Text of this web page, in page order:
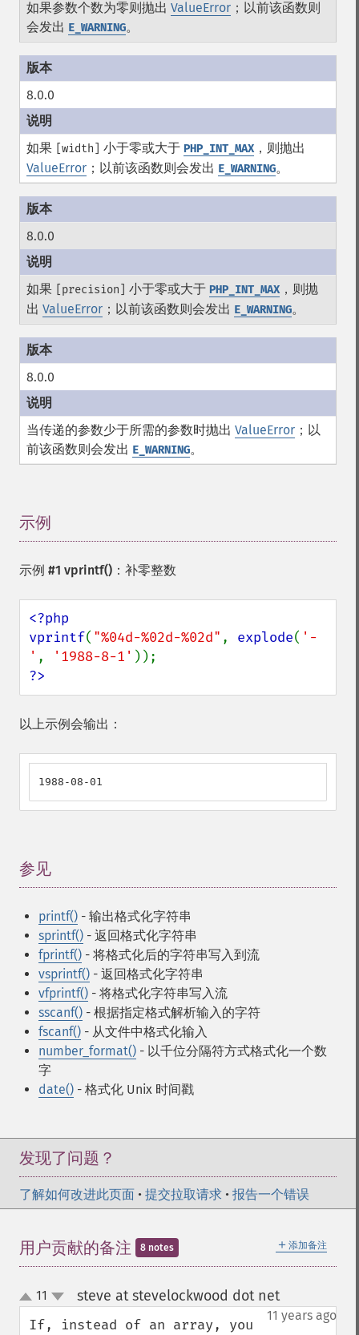
如果参数个数为零则抛出 ValueError ；以前该函数则
会发出 E_WARNING。
8.0.0
如果 [width] 小于零或大于 PHP_INT_MAX，则抛出
ValueError ；以前该函数则会发出 E_WARNING。
8.0.0
如果 [precision] 小于零或大于 PHP_INT_MAX ，则抛
出 ValueError ；以前该函数则会发出 E_WARNING。
8.0.0
当传递的参数少于所需的参数时抛出 ValueError ；以
前该函数则会发出 E_WARNING。
示例
示例 #1 vprintf() ：补零整数
<?php
vprintf( "%04d-%02d-%02d" , explode( '-
' , '1988-8-1'
?>
以上示例会输出：
1988-08-01
参见
printf() - 输出格式化字符串
sprintf() - 返回格式化字符串
fprintf() - 将格式化后的字符串写入到流
vsprintf() - 返回格式化字符串
vfprintf() - 将格式化字符串写入流
sscanf() - 根据指定格式解析输入的字符
fscanf() - 从文件中格式化输入
number_format() - 以千位分隔符方式格式化一个数
字
date() - 格式化 Unix 时间戳
发现了问题？
了解如何改进此页面 • 提交拉取请求 • 报告一个错误
＋ 添加备注
用户贡献的备注 8 notes
up
down
11 steve at stevelockwood dot net¶
11 years ago
If, instead of an array, you